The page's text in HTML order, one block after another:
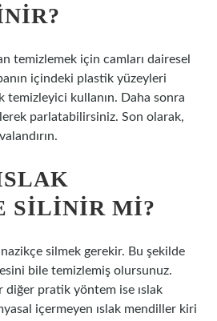
temizlemek için camları dairesel
içindeki plastik yüzeyleri
temizleyici kullanın. Daha sonra
parlatabilirsiniz. Son olarak,
SILINIR MI?
silmek gerekir. Bu şekilde
bile temizlemiş olursunuz.
pratik yöntem ise ıslak
içermeyen ıslak mendiller kiri